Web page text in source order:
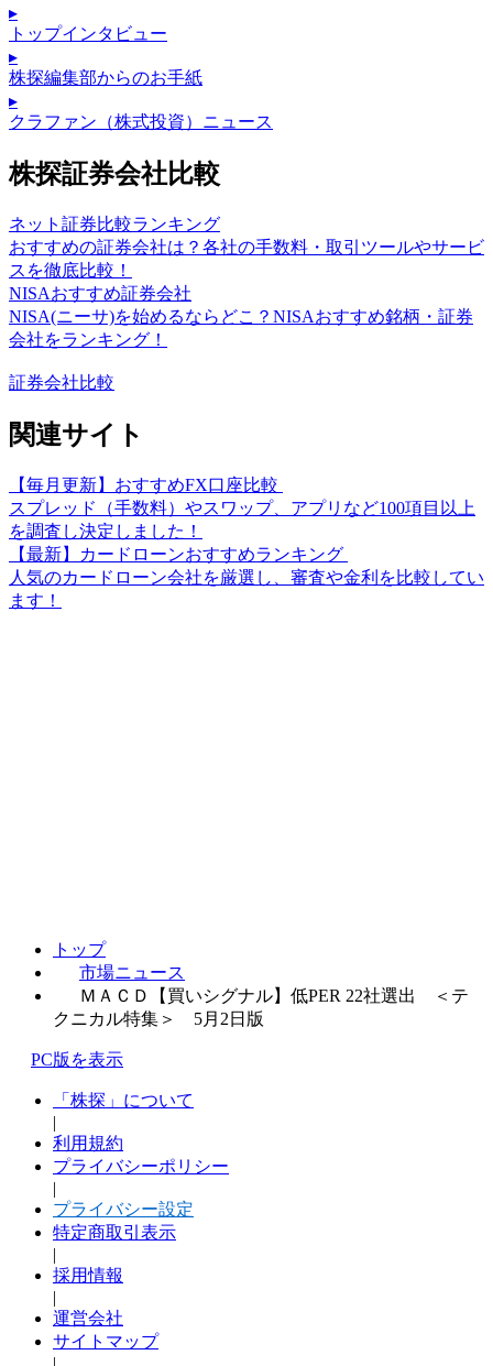
▸
トップインタビュー
▸
株探編集部からのお手紙
▸
クラファン（株式投資）ニュース
株探証券会社比較
ネット証券比較ランキング
おすすめの証券会社は？各社の手数料・取引ツールやサービ
スを徹底比較！
NISAおすすめ証券会社
NISA(ニーサ)を始めるならどこ？NISAおすすめ銘柄・証券
会社をランキング！
証券会社比較
関連サイト
【毎月更新】おすすめFX口座比較
スプレッド（手数料）やスワップ、アプリなど100項目以上
を調査し決定しました！
【最新】カードローンおすすめランキング
人気のカードローン会社を厳選し、審査や金利を比較してい
ます！
トップ
市場ニュース
ＭＡＣＤ【買いシグナル】低PER 22社選出 ＜テ
クニカル特集＞ 5月2日版
PC版を表示
「株探」について
|
利用規約
プライバシーポリシー
|
プライバシー設定
特定商取引表示
|
採用情報
|
運営会社
サイトマップ